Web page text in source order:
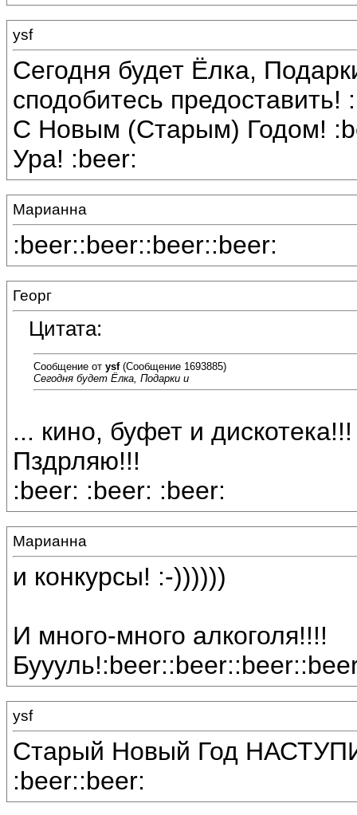
ysf
Сегодня будет Ёлка,
сподобитесь предоставить!
С Новым (Старым) Годом!
Ура! :beer:
Марианна
:beer::beer::beer::beer:
Георг
Цитата:
Сообщение от ysf(Сообщение 1693885)
Сегодня будет Ёлка, Подарки и
... кино, буфет и дискотека!!!
Пздрляю!!!
:beer: :beer: :beer:
Марианна
и конкурсы! :-))))))
И много-много алкоголя!!!!
ysf
Старый Новый Год
:beer::beer: